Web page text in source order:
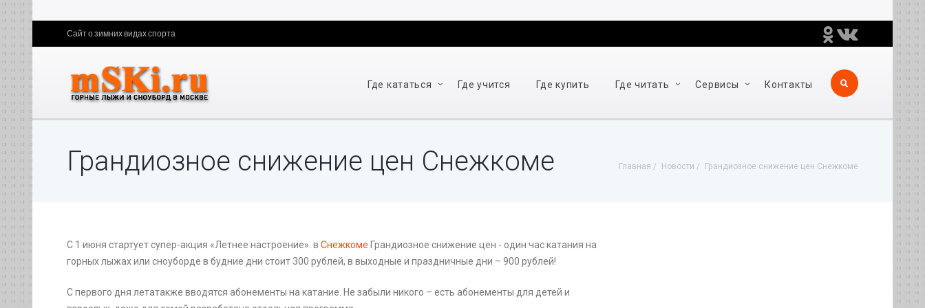
Сайт о зимних видах спорта
Где кататься Где учится Где купить Где читать Сервисы Контакты
Главная Новости Грандиозное снижение цен Снежкоме
Грандиозное снижение цен Снежкоме
С 1 июня стартует супер-акция «Летнее настроение». в Снежкоме Грандиозное снижение цен - один час катания на
горных лыжах или сноуборде в будние дни стоит 300 рублей, в выходные и праздничные дни – 900 рублей!
С первого дня летатакже вводятся абонементы на катание. Не забыли никого – есть абонементы для детей и